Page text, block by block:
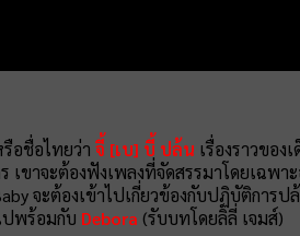
อชื่อไทยว่าจี้ [เบ] บี้ ปล้น เรื่องราวขอ
เขาจะต้องฟังเพลงที่จัดสรรมาโดยเฉพ
จะต้องเข้าไปเกี่ยวข้องกับปฏิบัติกา
พร้อมกับ Debora (รับบทโดยลิลี่ เจมส์)